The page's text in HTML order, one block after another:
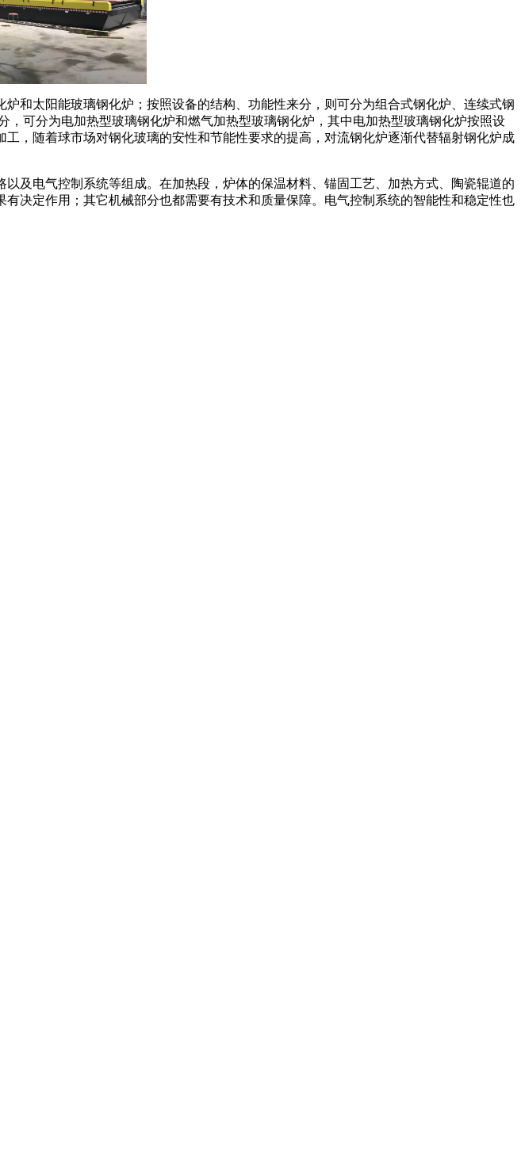
太阳能玻璃钢化炉；按照设备的结构、功能性来分，则可分为组合式钢化炉、连续式钢
，可分为电加热型玻璃钢化炉和燃气加热型玻璃钢化炉，其中电加热型玻璃钢化炉按照设
，随着球市场对钢化玻璃的安性和节能性要求的提高，对流钢化炉逐渐代替辐射钢化炉成
电气控制系统等组成。在加热段，炉体的保温材料、锚固工艺、加热方式、陶瓷辊道的
决定作用；其它机械部分也都需要有技术和质量保障。电气控制系统的智能性和稳定性也